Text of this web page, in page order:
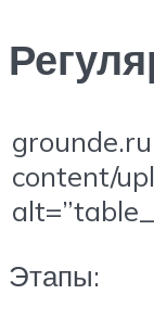
content/
Этапы: